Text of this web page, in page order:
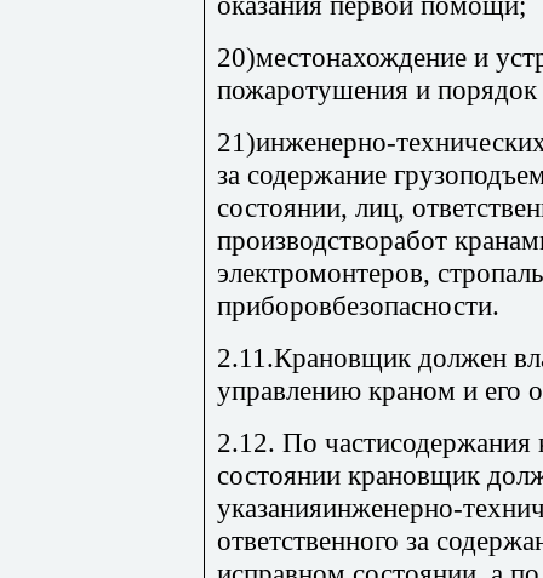
20)местонахождение и
пожаротушения и
21)инженерно-
за содержание
состоянии, лиц,
производстворабот
электромонтеров,
приборовбезопасности.
2.11.Крановщик должен
управлению краном и его
2.12. По частисодержания
состоянии крановщик
указанияинженерно-
ответственного за